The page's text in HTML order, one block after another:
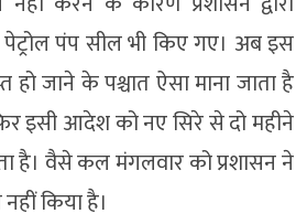
पंप सील भी किए गए। अब इस
जाने के पश्चात ऐसा माना जाता है
इसी आदेश को नए सिरे से दो महीने
है। वैसे कल मंगलवार को प्रशासन ने
किया है।